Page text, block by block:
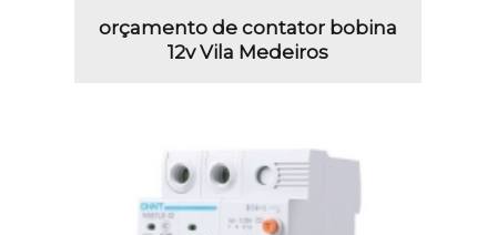
orçamento de contator bobina
12v Vila Medeiros